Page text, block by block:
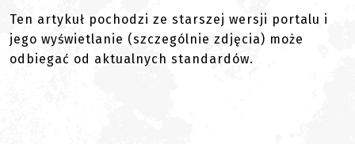
Ten artykuł pochodzi ze starszej wersji portalu i
jego wyświetlanie (szczególnie zdjęcia) może
odbiegać od aktualnych standardów.